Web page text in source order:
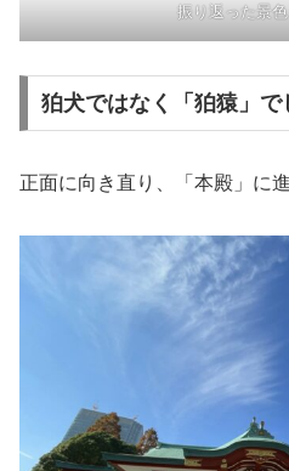
振り返った景
狛犬ではなく「狛猿」で
正面に向き直り、「本殿」に進